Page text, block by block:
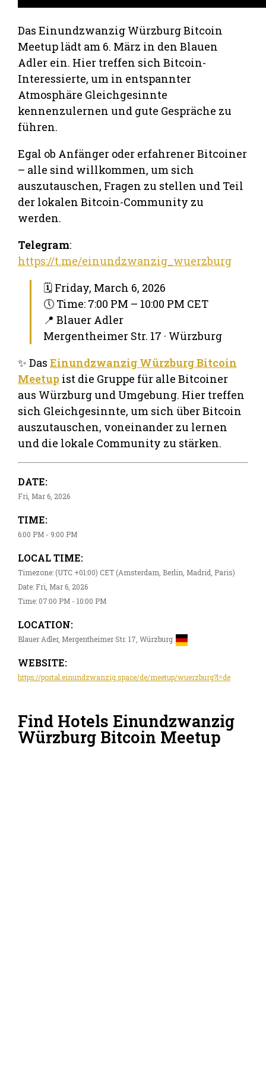
Das Einundzwanzig Würzburg Bitcoin
Meetup lädt am 6. März in den Blauen
Adler ein. Hier treffen sich Bitcoin-
Interessierte, um in entspannter
Atmosphäre Gleichgesinnte
kennenzulernen und gute Gespräche zu
führen.
Egal ob Anfänger oder erfahrener Bitcoiner
– alle sind willkommen, um sich
auszutauschen, Fragen zu stellen und Teil
der lokalen Bitcoin-Community zu
werden.
Telegram:
https://t.me/einundzwanzig_wuerzburg
🗓 Friday, March 6, 2026
🕔 Time: 7:00 PM – 10:00 PM CET
📍 Blauer Adler
Mergentheimer Str. 17 · Würzburg
✨ Das Einundzwanzig Würzburg Bitcoin
Meetup ist die Gruppe für alle Bitcoiner
aus Würzburg und Umgebung. Hier treffen
sich Gleichgesinnte, um sich über Bitcoin
auszutauschen, voneinander zu lernen
und die lokale Community zu stärken.
DATE:
Fri, Mar 6, 2026
TIME:
6:00 PM - 9:00 PM
LOCAL TIME:
Timezone: (UTC +01:00) CET (Amsterdam, Berlin, Madrid, Paris)
Date: Fri, Mar 6, 2026
Time: 07:00 PM - 10:00 PM
LOCATION:
Blauer Adler, Mergentheimer Str. 17, Würzburg
WEBSITE:
https://portal.einundzwanzig.space/de/meetup/wuerzburg?l=de
Find Hotels Einundzwanzig
Würzburg Bitcoin Meetup